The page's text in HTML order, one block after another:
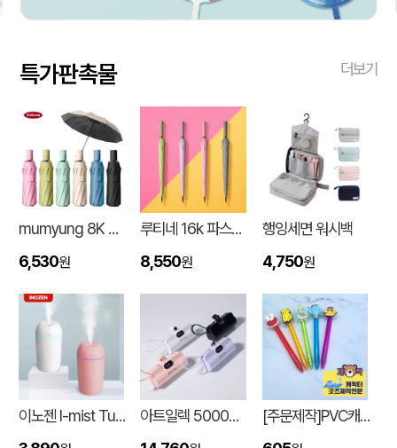
특가판촉물 더보기
mumyung 8K 암막 베이스 완전자동 3단 양우산
6,530원
루티네 16k 파스텔 자동 장우산
8,550원
행잉세면 워시백
4,750원
이노젠 I-mist Tumbler 미니가습기 420ml
아트일렉 5000mAh 도킹형 보조 배터리
[주문제작]PVC캐릭터 디오네캔디볼펜(2D)
이OO 에코백재발주 08-06